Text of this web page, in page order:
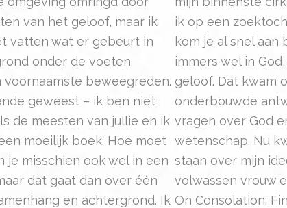
van het geloof, maar ik
vatten wat er gebeurt in
onder de voeten
voornaamste beweegreden.
geweest – ik ben niet
de meesten van jullie en ik
moeilijk boek. Hoe moet
je misschien ook wel in een
dat gaat dan over één
en achtergrond. Ik
ik op een
kom je al snel aan
immers wel in
geloof. Dat kwam
onderbouwde
vragen over God
wetenschap. Nu
staan over mijn
volwassen vrouw
On Consolation: